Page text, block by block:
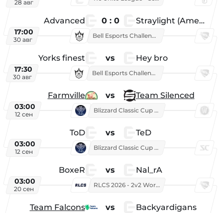
28 авг
Advanced 0 : 0 Straylight (American team)
17:00
30 авг
Bell Esports Challenge 2026
Yorks finest vs Hey bro
17:30
30 авг
Bell Esports Challenge 2026
Farmville vs Team Silenced
03:00
12 сен
Blizzard Classic Cup 2026
ToD vs TeD
03:00
12 сен
Blizzard Classic Cup 2026
BoxeR vs Nal_rA
03:00
20 сен
RLCS 2026 - 2v2 World Championship
Team Falcons vs Backyardigans